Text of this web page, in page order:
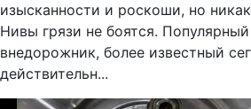
изысканности и роскоши, но
Нивы грязи не боятся.
внедорожник, более известный
действительн...